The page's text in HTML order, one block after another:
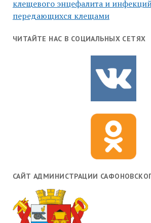
клещевого энцефалита и
передающихся клещами
ЧИТАЙТЕ НАС В СОЦИАЛЬНЫХ СЕТЯХ
САЙТ АДМИНИСТРАЦИИ